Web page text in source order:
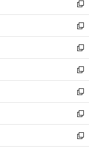
く
で
開
く
ド
ウ
で
開
く
ィ
ン
ド
ウ
で
開
く
い
ウ
ィ
ン
ド
ウ
で
開
く
新
し
い
ウ
ィ
ン
ド
ウ
で
開
く
新
し
い
ウ
ィ
ン
ド
ウ
で
開
く
新
し
い
ウ
ィ
ン
ド
ウ
で
開
新
し
い
ウ
ィ
ン
ド
ウ
新
し
い
ウ
ィ
ン
新
し
い
ウ
新
し